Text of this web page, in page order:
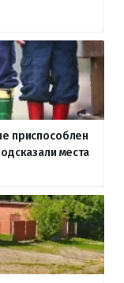
приспособлен
места